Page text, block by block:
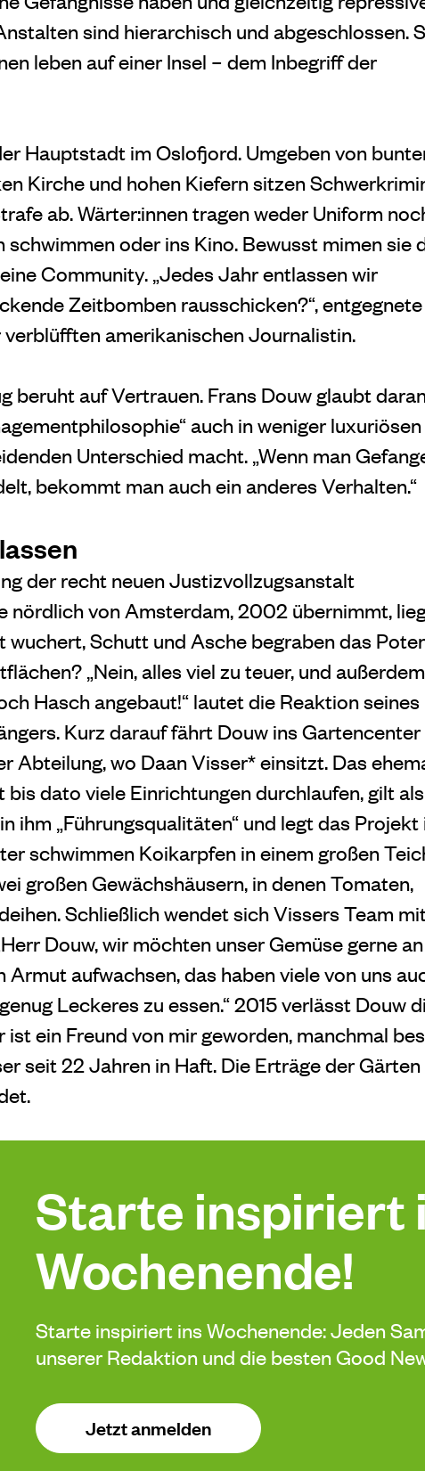
sind hierarchisch und abgeschlossen.
leben auf einer Insel – dem Inbegriff der
Hauptstadt im Oslofjord. Umgeben von
Kirche und hohen Kiefern sitzen
ab. Wärter:innen tragen weder Uniform
schwimmen oder ins Kino. Bewusst mimen sie
Community. „Jedes Jahr entlassen wir
Zeitbomben rausschicken?“,
amerikanischen Journalistin.
beruht auf Vertrauen. Frans Douw glaubt
auch in weniger luxuriösen
Unterschied macht. „Wenn man
bekommt man auch ein anderes Verhalten.“
der recht neuenJustizvollzugsanstalt
nördlich von Amsterdam, 2002 übernimmt,
wuchert, Schutt und Asche begraben das
„Nein, alles viel zu teuer, und außerdem
Hasch angebaut!“ lautet die Reaktion seines
Kurz darauf fährt Douw ins Gartencenter
Abteilung, wo Daan Visser* einsitzt. Das
dato viele Einrichtungen durchlaufen, gilt als
ihm „Führungsqualitäten“ und legt das Projekt
schwimmen Koikarpfen in einem großen
großen Gewächshäusern, in denen Tomaten,
Schließlich wendet sich Vissers Team
Douw, wir möchten unser Gemüse gerne
Armut aufwachsen, das haben viele von uns
Leckeres zu essen.“ 2015 verlässt Douw
ist ein Freund von mir geworden, manchmal
seit 22 Jahren in Haft. Die Erträge der Gärten
Starte inspiriert
Wochenende!
Starte inspiriert ins Wochenende: Jeden
unserer Redaktion und die besten Good
Jetzt anmelden